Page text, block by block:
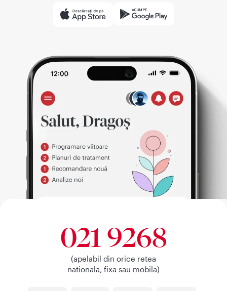
021 9268
(apelabil din orice retea
nationala, fixa sau mobila)